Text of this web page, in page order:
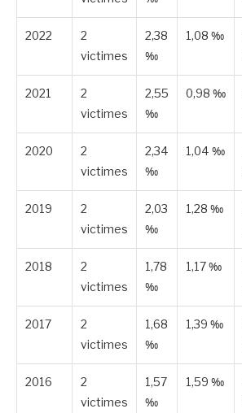
2022
2
victimes
2,38
‰
1,08 ‰
2021
2
victimes
2,55
‰
0,98 ‰
2020
2
victimes
2,34
‰
1,04 ‰
2019
2
victimes
2,03
‰
1,28 ‰
2018
2
victimes
1,78
‰
1,17 ‰
2017
2
victimes
1,68
‰
1,39 ‰
2016
2
victimes
1,57
‰
1,59 ‰